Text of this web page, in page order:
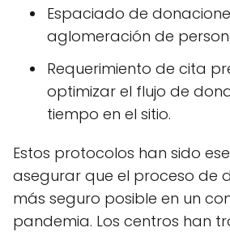
Espaciado de
aglomeración de
Requerimiento de cita
optimizar el flujo de
tiempo en el sitio.
Estos protocolos han sido
asegurar que el proceso de
más seguro posible en un
pandemia. Los centros han